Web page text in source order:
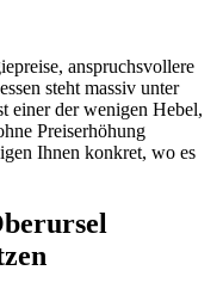
anspruchsvollere
steht massiv unter
einer der wenigen Hebel,
Preiserhöhung
Ihnen konkret, wo es